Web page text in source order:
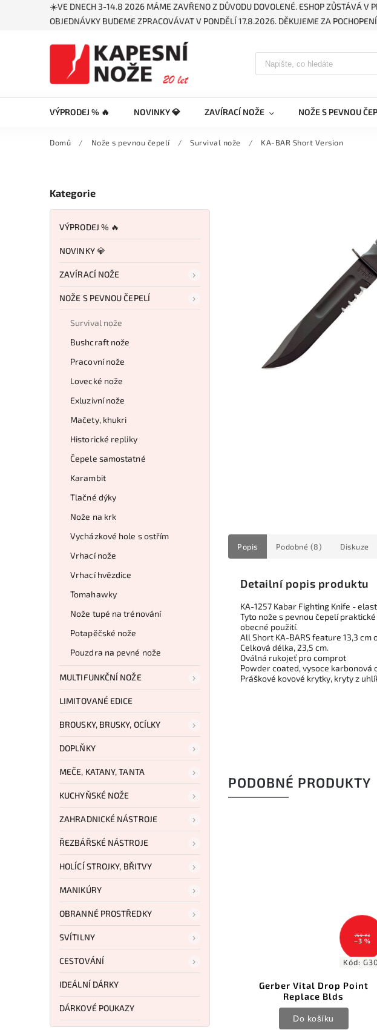
☀️VE DNECH 3-14.8 2026 MÁME ZAVŘENO Z DŮVODU DOVOLENÉ. ESHOP ZŮSTÁVÁ V
OBJEDNÁVKY BUDEME ZPRACOVÁVAT V PONDĚLÍ 17.8.2026. DĚKUJEME ZA
VÝPRODEJ % 🔥 NOVINKY 💎 ZAVÍRACÍ NOŽE NOŽE S PEVNOU
Domů / Nože s pevnou čepelí / Survival nože / KA-BAR Short Version
Kategorie
VÝPRODEJ % 🔥
NOVINKY 💎
ZAVÍRACÍ NOŽE
NOŽE S PEVNOU ČEPELÍ
Survival nože
Bushcraft nože
Pracovní nože
Lovecké nože
Exluzivní nože
Mačety, khukri
Historické repliky
Čepele samostatné
Karambit
Tlačné dýky
Nože na krk
Vycházkové hole s ostřím
Vrhací nože
Vrhací hvězdice
Tomahawky
Nože tupé na trénování
Potapěčské nože
Pouzdra na pevné nože
MULTIFUNKČNÍ NOŽE
LIMITOVANÉ EDICE
BROUSKY, BRUSKY, OCÍLKY
DOPLŇKY
MEČE, KATANY, TANTA
KUCHYŇSKÉ NOŽE
ZAHRADNICKÉ NÁSTROJE
ŘEZBÁŘSKÉ NÁSTROJE
HOLÍCÍ STROJKY, BŘITVY
MANIKÚRY
OBRANNÉ PROSTŘEDKY
SVÍTILNY
CESTOVÁNÍ
IDEÁLNÍ DÁRKY
DÁRKOVÉ POUKAZY
Popis Podobné (8) Diskuze
Detailní popis produktu
KA-1257 Kabar Fighting Knife -
Tyto nože s pevnou čepelí
obecné použití.
All Short KA-BARS feature 13,3 cm
Celková délka, 23,5 cm.
Oválná rukojeť pro comprot
Powder coated, vysoce karbonová
Práškové kovové krytky, kryty z
PODOBNÉ PRODUKTY
KA1254
Gerber Vital Drop Point
Replace Blds
Do košíku
Ka-Bar Fighter